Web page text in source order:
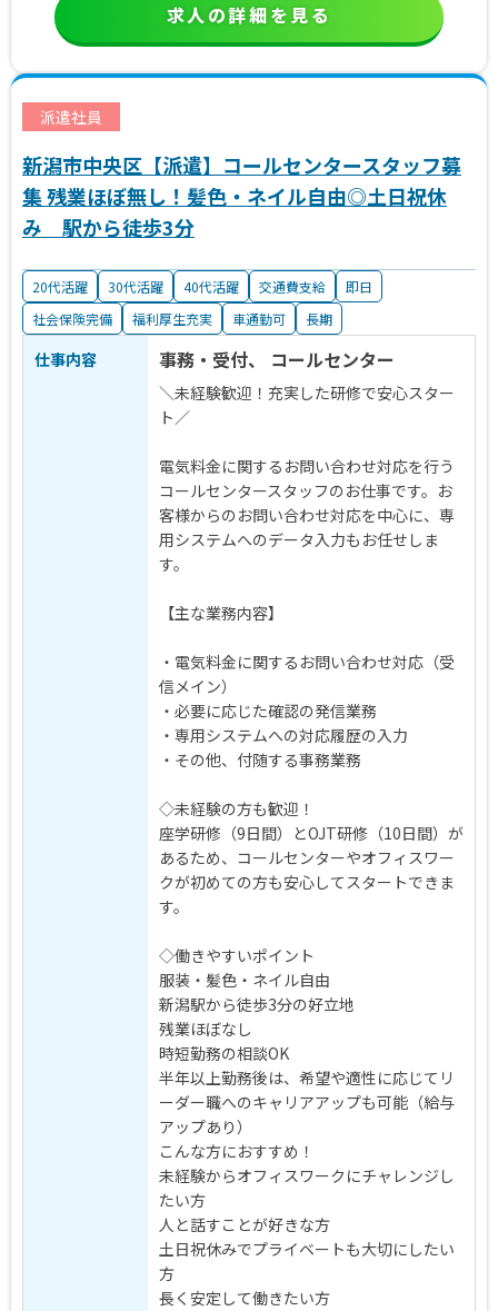
求人の詳細を見る
派遣社員
新潟市中央区【派遣】コールセンタースタッフ募
集 残業ほぼ無し！髪色・ネイル自由◎土日祝休
み 駅から徒歩3分
20代活躍 30代活躍 40代活躍 交通費支給
即日
社会保険完備
福利厚生充実 車通勤可 長期
仕事内容 事務・受付、 コールセンター
＼未経験歓迎！充実した研修で安心スター
ト／
電気料金に関するお問い合わせ対応を行う
コールセンタースタッフのお仕事です。お
客様からのお問い合わせ対応を中心に、専
用システムへのデータ入力もお任せしま
す。
【主な業務内容】
・電気料金に関するお問い合わせ対応（受
信メイン）
・必要に応じた確認の発信業務
・専用システムへの対応履歴の入力
・その他、付随する事務業務
◇未経験の方も歓迎！
座学研修（9日間）とOJT研修（10日間）が
あるため、コールセンターやオフィスワー
クが初めての方も安心してスタートできま
す。
◇働きやすいポイント
服装・髪色・ネイル自由
新潟駅から徒歩3分の好立地
残業ほぼなし
時短勤務の相談OK
半年以上勤務後は、希望や適性に応じてリ
ーダー職へのキャリアアップも可能（給与
アップあり）
こんな方におすすめ！
未経験からオフィスワークにチャレンジし
たい方
人と話すことが好きな方
土日祝休みでプライベートも大切にしたい
方
長く安定して働きたい方